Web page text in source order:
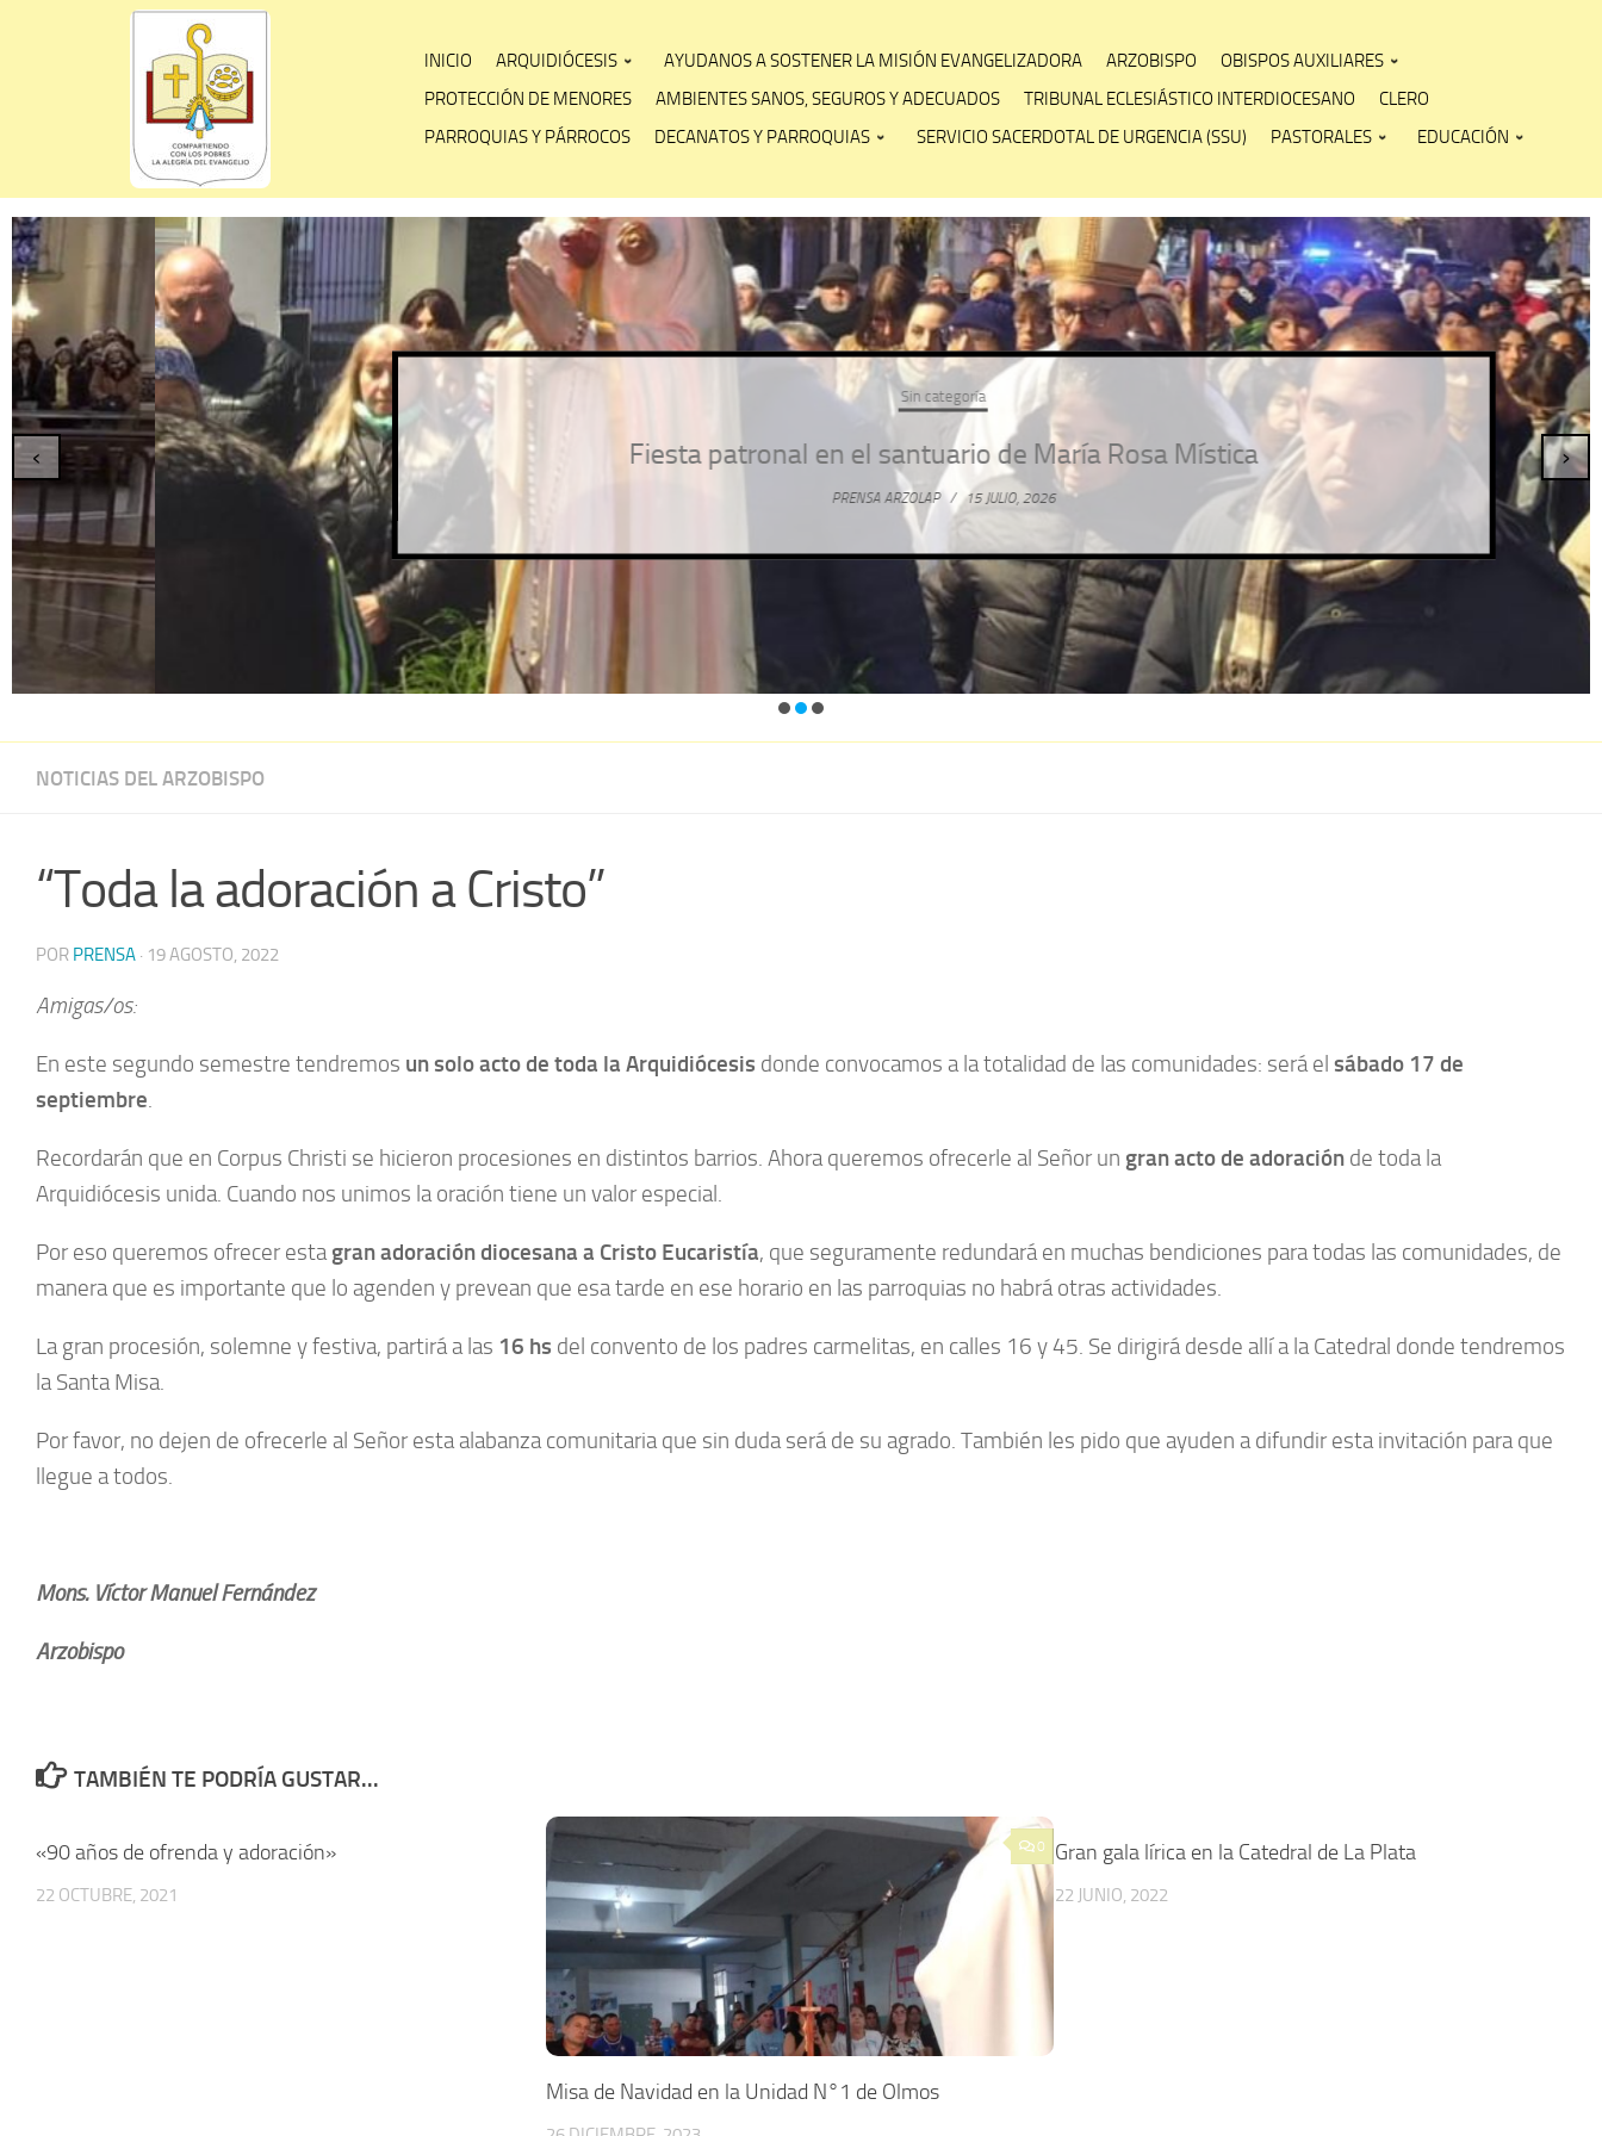
INICIO ARQUIDIÓCESIS AYUDANOS A SOSTENER LA MISIÓN EVANGELIZADORA ARZOBISPO
OBISPOS AUXILIARES
PROTECCIÓN DE MENORES
AMBIENTES SANOS, SEGUROS Y ADECUADOS TRIBUNAL ECLESIÁSTICO INTERDIOCESANO
CLERO
PARROQUIAS Y PÁRROCOS
DECANATOS Y PARROQUIAS SERVICIO SACERDOTAL DE URGENCIA (SSU) PASTORALES EDUCACIÓN
Sin categoría
Fiesta patronal en el santuario de María Rosa Mística
15 JULIO, 2026
‹ ›
NOTICIAS DEL ARZOBISPO
“Toda la adoración a Cristo”
POR PRENSA · 19 AGOSTO, 2022
Amigas/os:
En este segundo semestre tendremos un solo acto de toda la Arquidiócesis donde convocamos a la totalidad de las comunidades: será el sábado 17 de
septiembre.
Recordarán que en Corpus Christi se hicieron procesiones en distintos barrios. Ahora queremos ofrecerle al Señor un gran acto de adoración de toda la
Arquidiócesis unida. Cuando nos unimos la oración tiene un valor especial.
Por eso queremos ofrecer estagran adoración diocesana a Cristo Eucaristía, que seguramente redundará en muchas bendiciones para todas las comunidades, de
manera que es importante que lo agenden y prevean que esa tarde en ese horario en las parroquias no habrá otras actividades.
La gran procesión, solemne y festiva, partirá a las 16 hs del convento de los padres carmelitas, en calles 16 y 45. Se dirigirá desde allí a la Catedral donde tendremos
la Santa Misa.
Por favor, no dejen de ofrecerle al Señor esta alabanza comunitaria que sin duda será de su agrado. También les pido que ayuden a difundir esta invitación para que
llegue a todos.
Mons. Víctor Manuel Fernández
Arzobispo
TAMBIÉN TE PODRÍA GUSTAR...
«90 años de ofrenda y adoración»
22 OCTUBRE, 2021
0
Misa de Navidad en la Unidad N°1 de Olmos
Gran gala lírica en la Catedral de La Plata
22 JUNIO, 2022